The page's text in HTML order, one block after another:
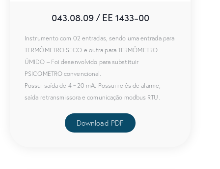
043.08.09 / EE 1433-00
Instrumento com 02 entradas, sendo uma entrada para
TERMÔMETRO SECO e outra para TERMÔMETRO
ÚMIDO – Foi desenvolvido para substituir
PSICOMETRO convencional.
Possui saída de 4 ~ 20 mA. Possui relês de alarme,
saída retransmissora e comunicação modbus RTU.
Download PDF